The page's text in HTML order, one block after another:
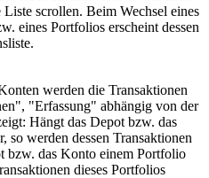
Liste scrollen. Beim Wechsel eines
eines Portfolios erscheint dessen
werden die Transaktionen
"Erfassung" abhängig von der
Hängt das Depot bzw. das
so werden dessen Transaktionen
bzw. das Konto einem Portfolio
dieses Portfolios